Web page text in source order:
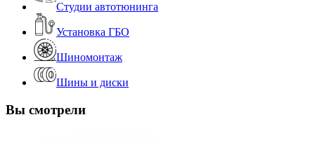
Студии автотюнинга
Установка ГБО
Шиномонтаж
Шины и диски
Вы смотрели